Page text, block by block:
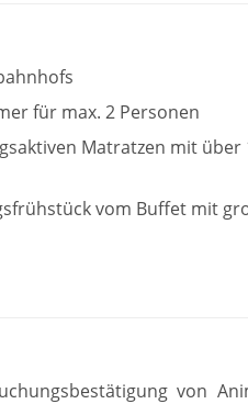
für max. 2 Personen
Matratzen mit über
vom Buffet mit
von